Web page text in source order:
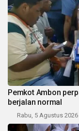
Pemkot Ambon
berjalan normal
Rabu, 5 Agustus 2026